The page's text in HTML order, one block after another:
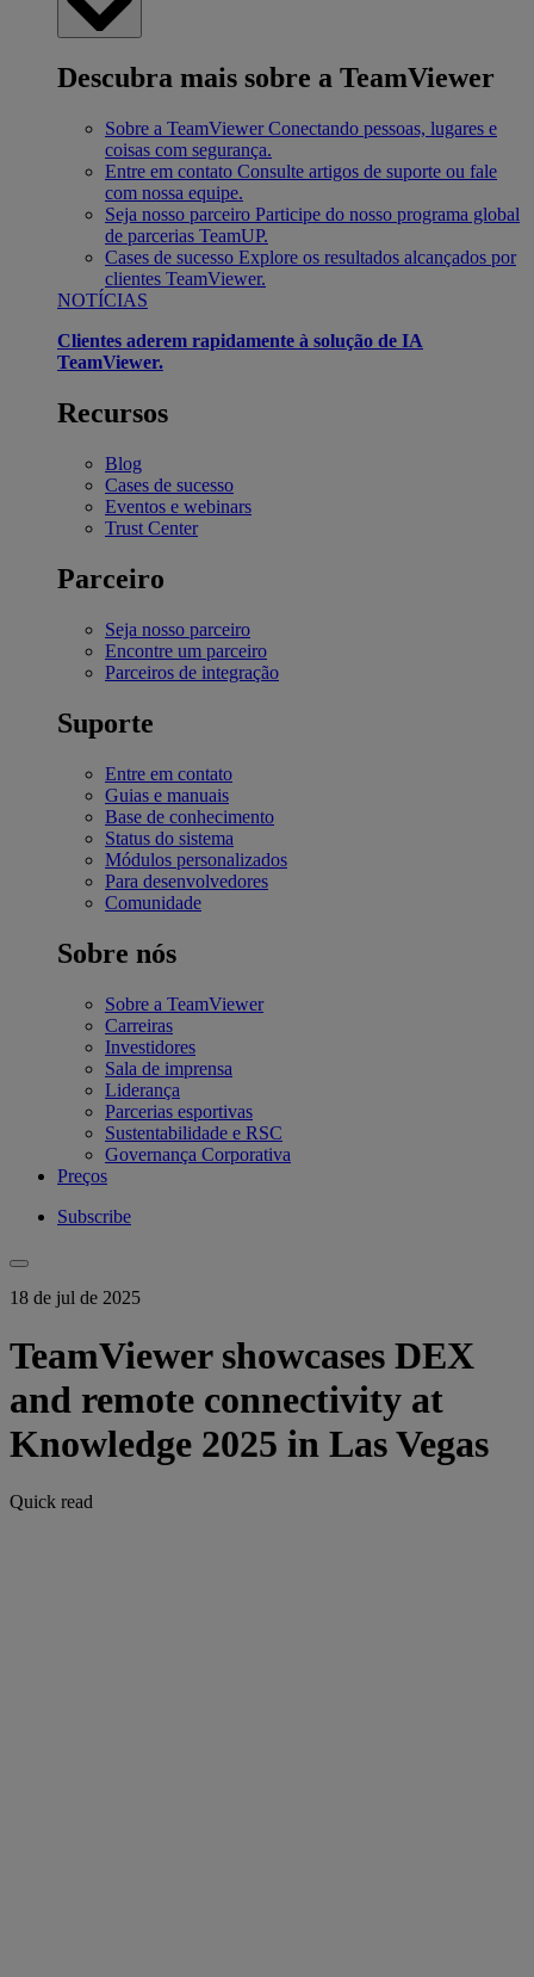
Descubra mais sobre a TeamViewer
Sobre a TeamViewer Conectando pessoas, lugares e
coisas com segurança.
Entre em contato Consulte artigos de suporte ou fale
com nossa equipe.
Seja nosso parceiro Participe do nosso programa global
de parcerias TeamUP.
Cases de sucesso Explore os resultados alcançados por
clientes TeamViewer.
NOTÍCIAS
Clientes aderem rapidamente à solução de IA
TeamViewer.
Recursos
Blog
Cases de sucesso
Eventos e webinars
Trust Center
Parceiro
Seja nosso parceiro
Encontre um parceiro
Parceiros de integração
Suporte
Entre em contato
Guias e manuais
Base de conhecimento
Status do sistema
Módulos personalizados
Para desenvolvedores
Comunidade
Sobre nós
Sobre a TeamViewer
Carreiras
Investidores
Sala de imprensa
Liderança
Parcerias esportivas
Sustentabilidade e RSC
Governança Corporativa
Preços
Subscribe
18 de jul de 2025
TeamViewer showcases DEX
and remote connectivity at
Knowledge 2025 in Las Vegas
Quick read